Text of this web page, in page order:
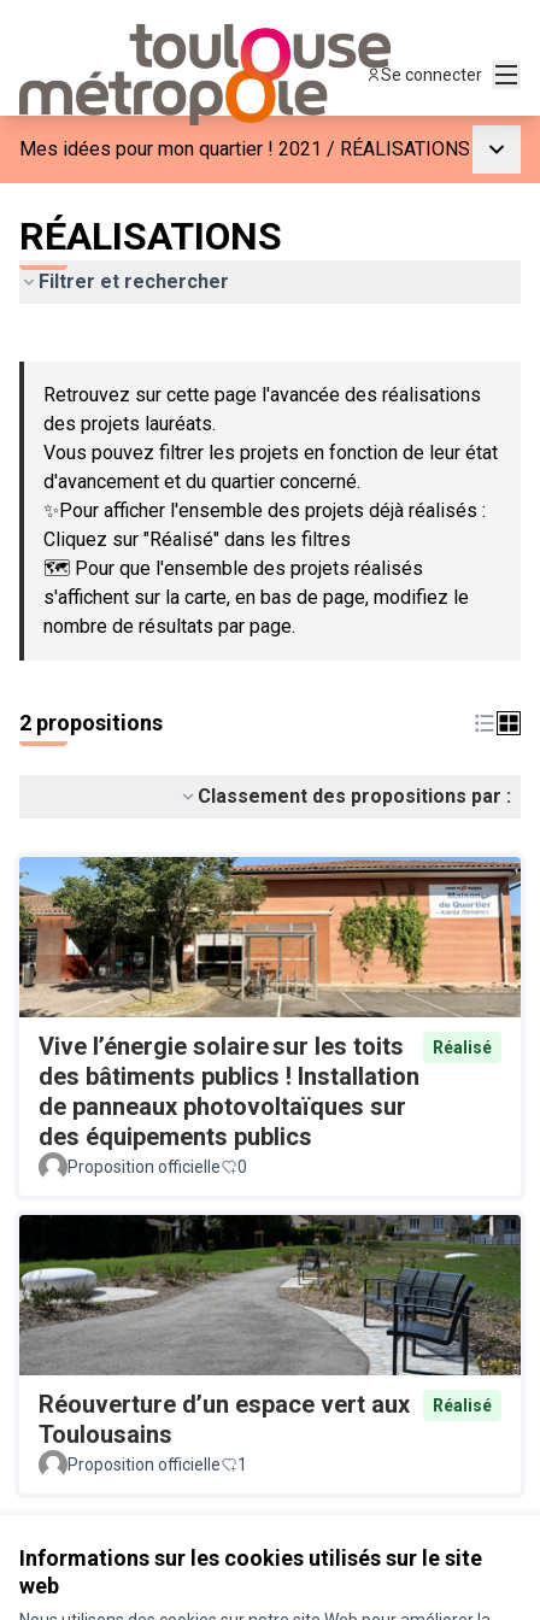
Informations sur les cookies utilisés sur le site
web
Se connecter
Mes idées pour mon quartier ! 2021 / RÉALISATIONS
RÉALISATIONS
Filtrer et rechercher
−
Retrouvez sur cette page l'avancée des réalisations
des projets lauréats.
Vous pouvez filtrer les projets en fonction de leur état
d'avancement et du quartier concerné.
✨Pour afficher l'ensemble des projets déjà réalisés :
Cliquez sur "Réalisé" dans les filtres
🗺️ Pour que l'ensemble des projets réalisés
s'affichent sur la carte, en bas de page, modifiez le
nombre de résultats par page.
2 propositions
Classement des propositions par :
Vive l’énergie solaire sur les toits
des bâtiments publics ! Installation
de panneaux photovoltaïques sur
des équipements publics
Réalisé
Proposition officielle 0
Réouverture d’un espace vert aux
Toulousains
Réalisé
Proposition officielle 1